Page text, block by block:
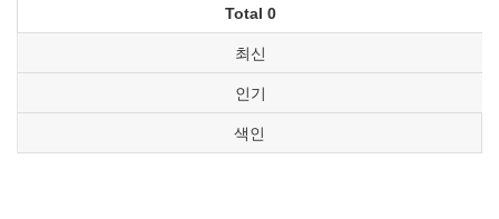
Total 0
최신
인기
색인